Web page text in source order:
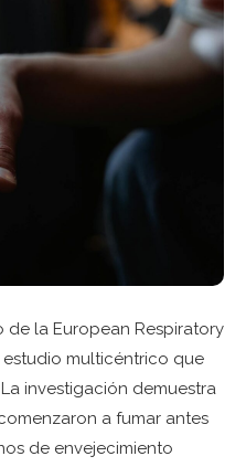
la European Respiratory
estudio multicéntrico que
investigación demuestra
a fumar antes
de envejecimiento